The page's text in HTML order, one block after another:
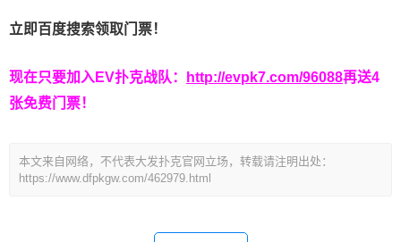
立即百度搜索领取门票！
现在只要加入EV扑克战队： http://evpk7.com/96088再送4
张免费门票！
本文来自网络，不代表大发扑克官网立场，转载请注明出处：
https://www.dfpkgw.com/462979.html